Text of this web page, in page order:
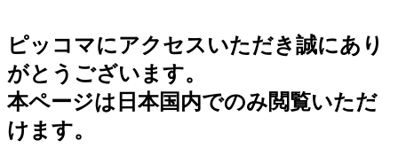
ピッコマにアクセスいただき誠にあり
がとうございます。
本ページは日本国内でのみ閲覧いただ
けます。